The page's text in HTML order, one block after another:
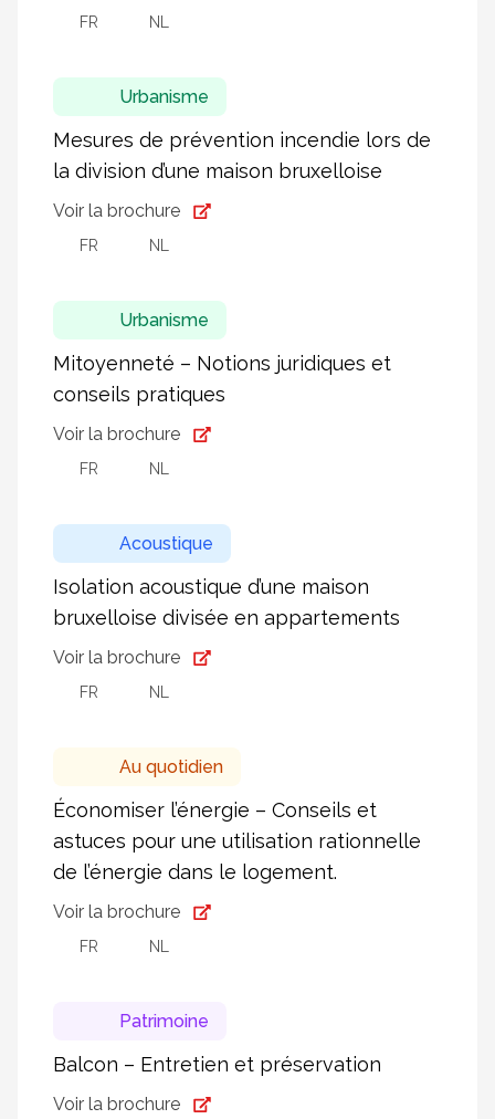
FR NL
Urbanisme
Mesures de prévention incendie lors de
la division d’une maison bruxelloise
Voir la brochure
FR NL
Urbanisme
Mitoyenneté – Notions juridiques et
conseils pratiques
Voir la brochure
FR NL
Acoustique
Isolation acoustique d’une maison
bruxelloise divisée en appartements
Voir la brochure
FR NL
Au quotidien
Économiser l’énergie – Conseils et
astuces pour une utilisation rationnelle
de l’énergie dans le logement.
Voir la brochure
FR NL
Patrimoine
Balcon – Entretien et préservation
Voir la brochure